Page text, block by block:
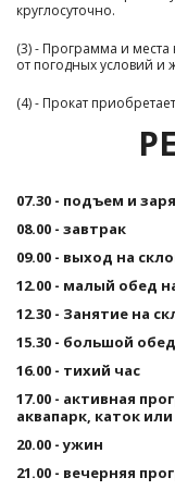
круглосуточно.
(3) - Программа и места
от погодных условий и
(4) - Прокат
07.30 - подъем и
08.00 - завтрак
09.00 - выход на
12.00 - малый обед
12.30 - Занятие на
15.30 - большой обед
16.00 - тихий час
17.00 - активная
аквапарк, каток
20.00 - ужин
21.00 - вечерняя